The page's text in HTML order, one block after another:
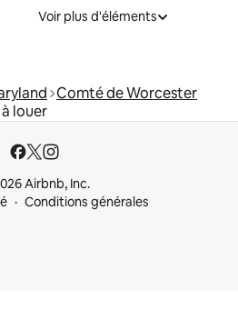
Voir plus d'éléments
Comté de Worcester
louer
Airbnb, Inc.
Conditions générales